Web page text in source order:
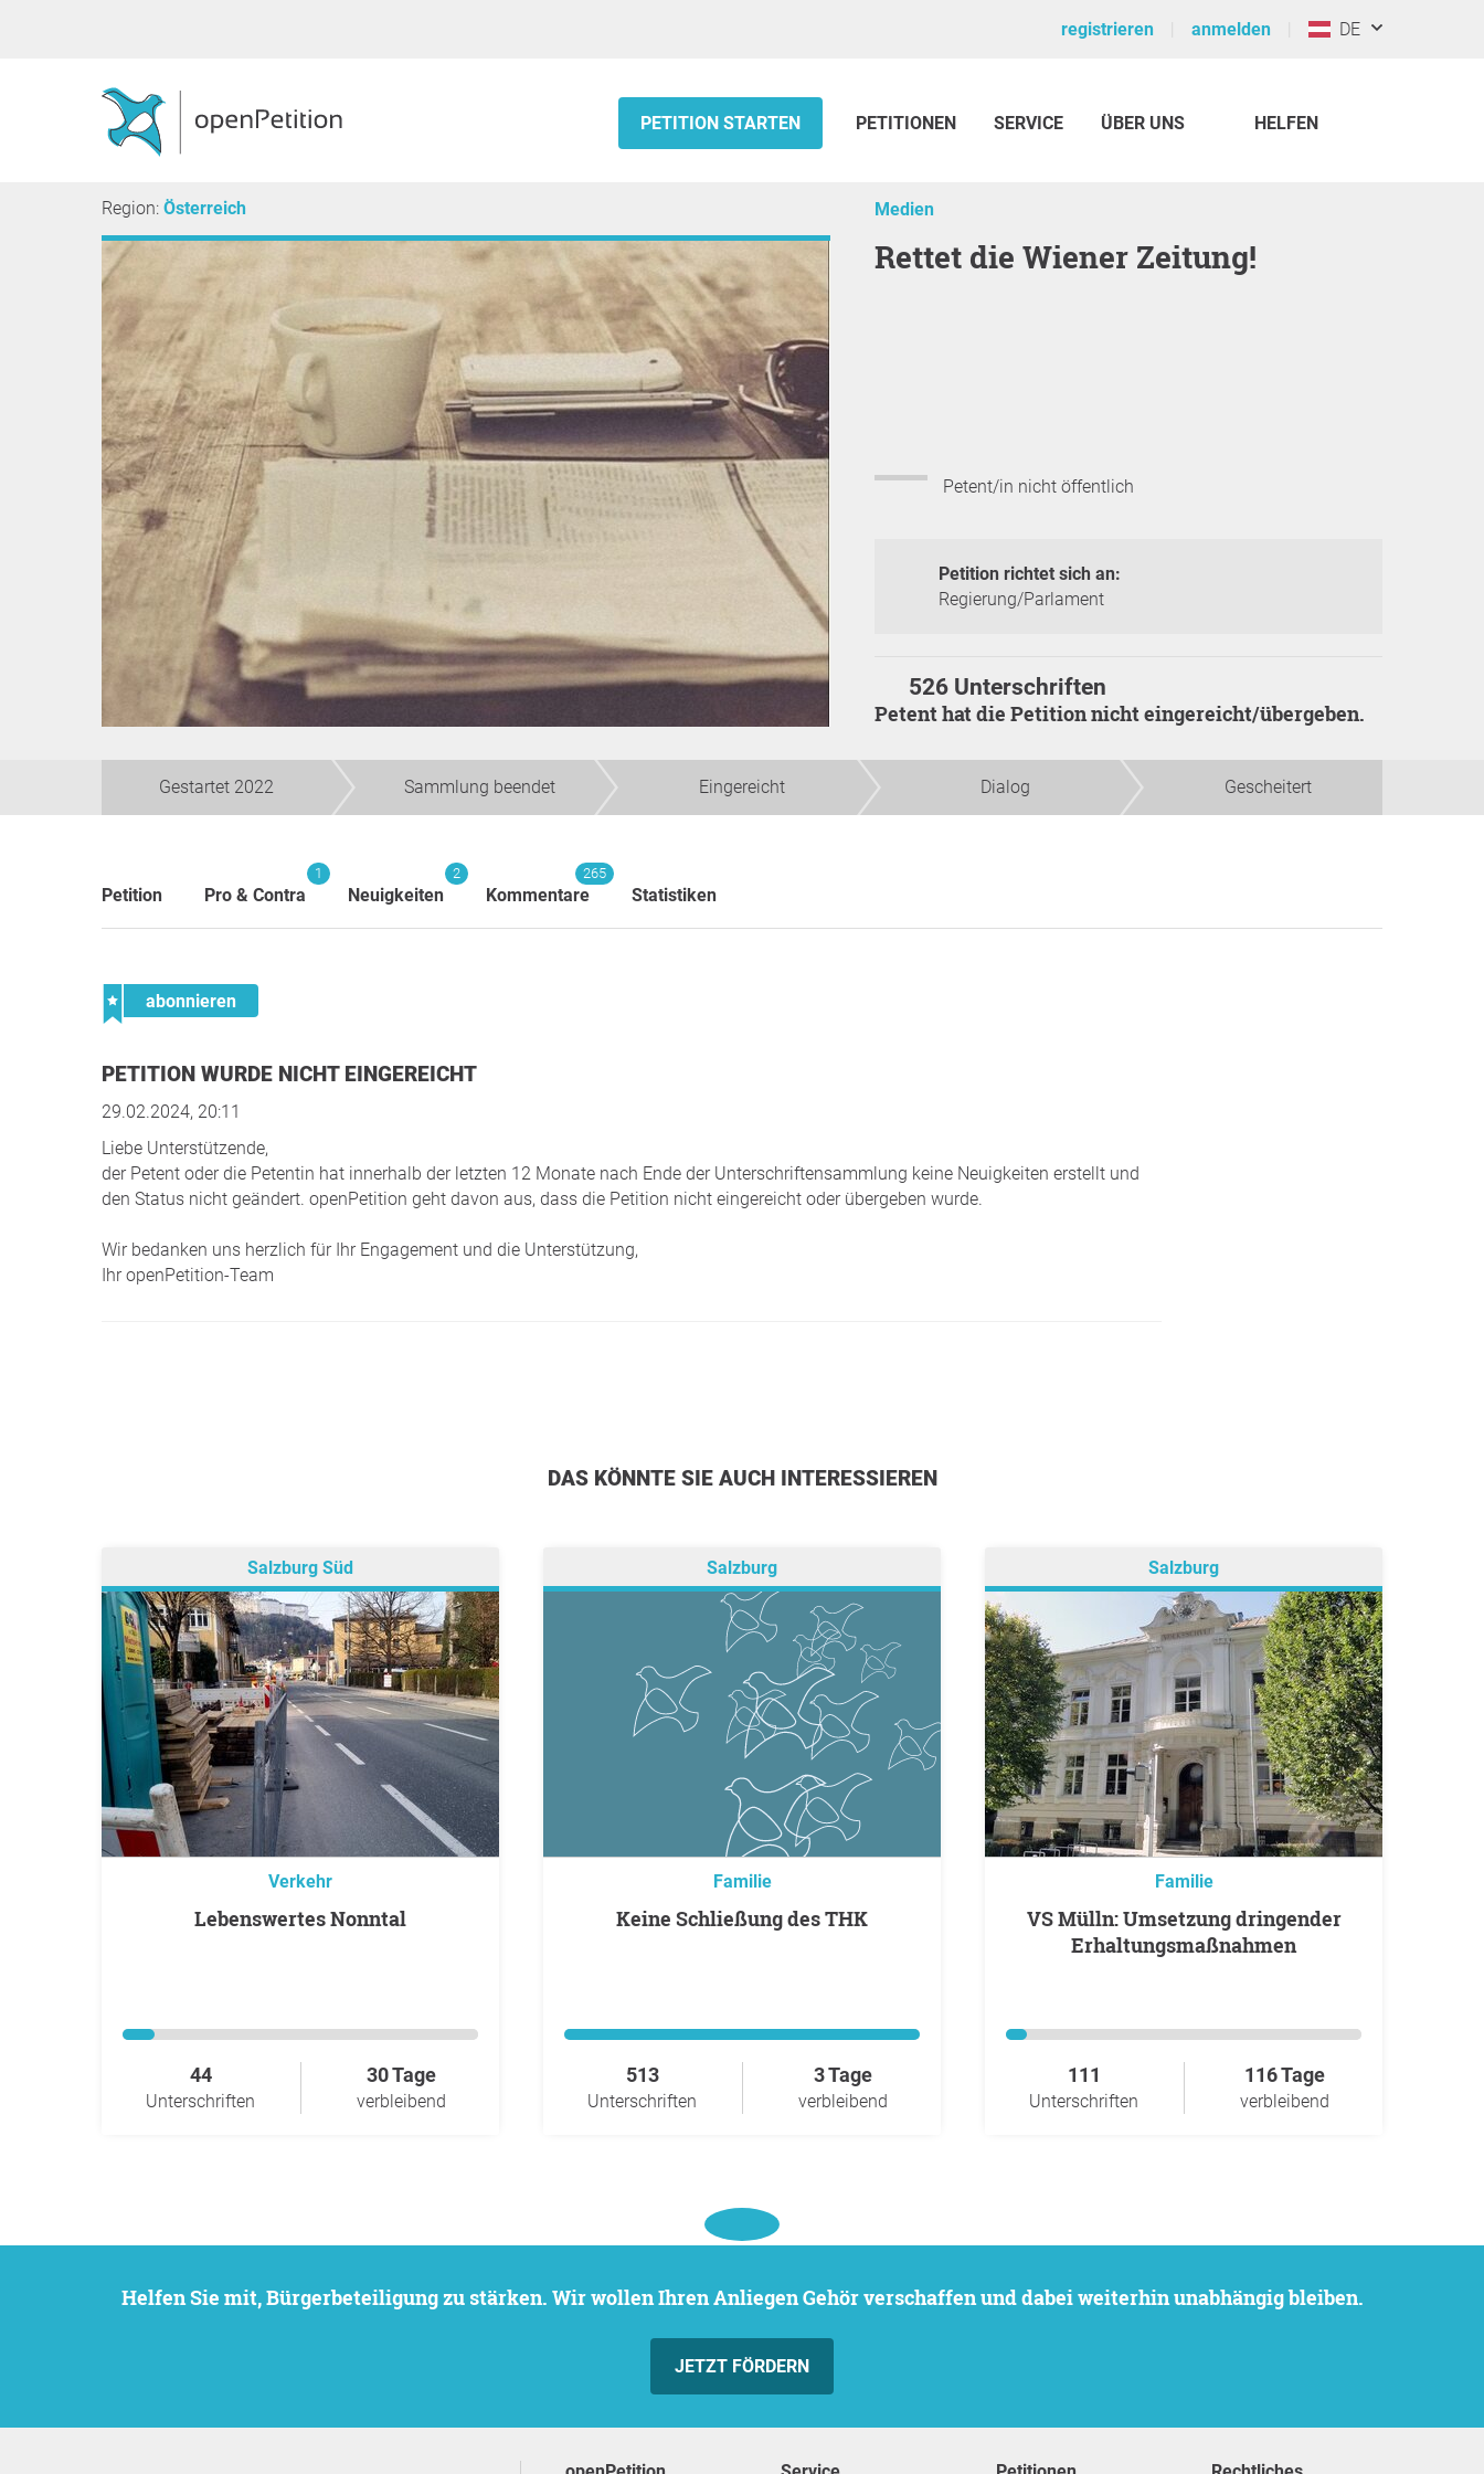
registrieren anmelden DE
PETITION STARTEN PETITIONEN SERVICE ÜBER UNS HELFEN
Region: Österreich Medien
Rettet die Wiener Zeitung!
Petent/in nicht öffentlich
Petition richtet sich an:
Regierung/Parlament
526 Unterschriften
Petent hat die Petition nicht eingereicht/übergeben.
Gestartet 2022 Sammlung beendet Eingereicht Dialog Gescheitert
Petition Pro & Contra
1
Neuigkeiten
2
Kommentare
265
Statistiken
abonnieren
PETITION WURDE NICHT EINGEREICHT
29.02.2024, 20:11
Liebe Unterstützende,
der Petent oder die Petentin hat innerhalb der letzten 12 Monate nach Ende der Unterschriftensammlung keine Neuigkeiten erstellt und
den Status nicht geändert. openPetition geht davon aus, dass die Petition nicht eingereicht oder übergeben wurde.
Wir bedanken uns herzlich für Ihr Engagement und die Unterstützung,
Ihr openPetition-Team
DAS KÖNNTE SIE AUCH INTERESSIEREN
Salzburg Süd
Verkehr
Lebenswertes Nonntal
44
Unterschriften
30 Tage
verbleibend
Salzburg
Familie
keine Schließung des THK
513
Unterschriften
3 Tage
verbleibend
Salzburg
Familie
VS Mülln: Umsetzung dringender
Erhaltungsmaßnahmen
111
Unterschriften
116 Tage
verbleibend
Helfen Sie mit, Bürgerbeteiligung zu stärken. Wir wollen Ihren Anliegen Gehör verschaffen und dabei weiterhin unabhängig bleiben.
JETZT FÖRDERN